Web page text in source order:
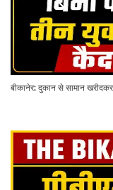
बीकानेर: दुकान से सामान